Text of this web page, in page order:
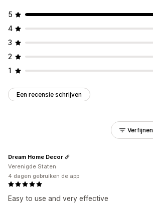
5
4
3
2
1
Een recensie schrijven
Verfijnen
Easy to use and very effective
Dream Home Decor
Verenigde Staten
4 dagen gebruiken de app